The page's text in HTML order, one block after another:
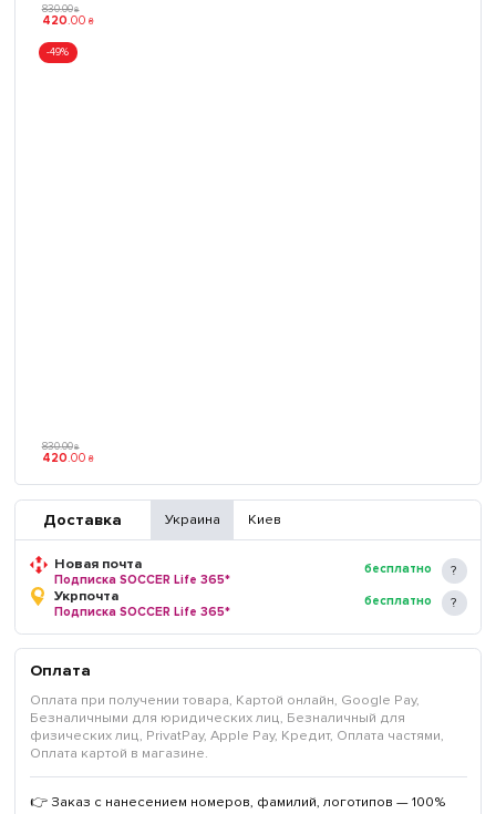
830.00 ₴
420.00 ₴
-49%
830.00 ₴
420.00 ₴
Доставка Украина Киев
Новая почта
Подписка SOCCER Life 365*
бесплатно
Укрпочта
Подписка SOCCER Life 365*
бесплатно
Оплата
Оплата при получении товара, Картой онлайн, Google Pay,
Безналичными для юридических лиц, Безналичный для
физических лиц, PrivatPay, Apple Pay, Кредит, Оплата частями,
Оплата картой в магазине.
👉 Заказ с нанесением номеров, фамилий, логотипов — 100%